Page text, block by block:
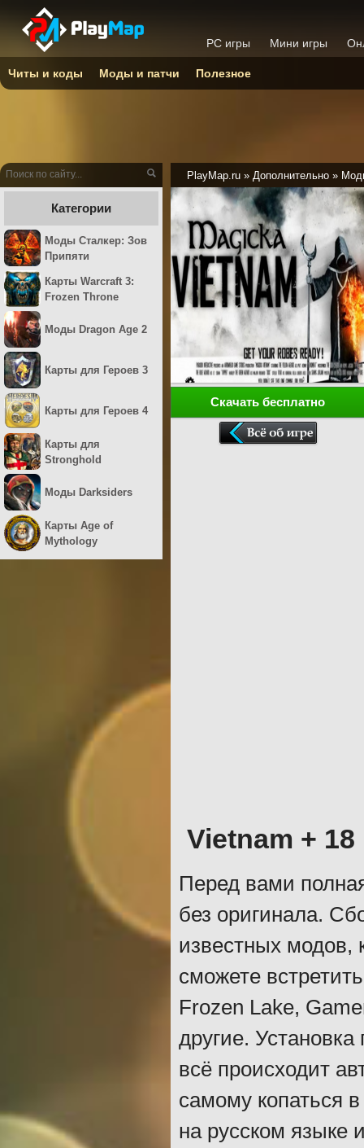
PlayMap.ru » Дополнительно »
Скачать бесплатно
Vietnam +
Перед вами
без оригинала.
известных модов,
сможете
Frozen Lake,
другие.
всё происходит
самому копаться
на русском языке
Категории
Моды Сталкер: Зов
Припяти
Карты Warcraft 3:
Frozen Throne
Моды Dragon Age 2
Карты для Героев 3
Карты для Героев 4
Карты для
Stronghold
Моды Darksiders
Карты Age of
Mythology
PC игры Мини игры
Читы и коды Моды и патчи Полезное